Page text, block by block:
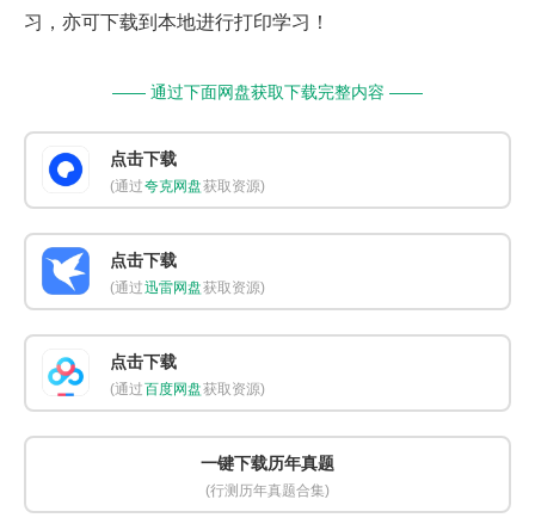
习，亦可下载到本地进行打印学习！
—— 通过下面网盘获取下载完整内容 ——
点击下载
(通过夸克网盘获取资源)
点击下载
(通过迅雷网盘获取资源)
点击下载
(通过百度网盘获取资源)
一键下载历年真题
(行测历年真题合集)